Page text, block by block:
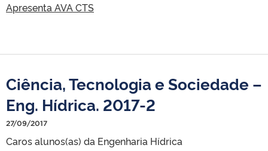
Apresenta AVA CTS
Ciência, Tecnologia e Sociedade –
Eng. Hídrica. 2017-2
27/09/2017
Caros alunos(as) da Engenharia Hídrica